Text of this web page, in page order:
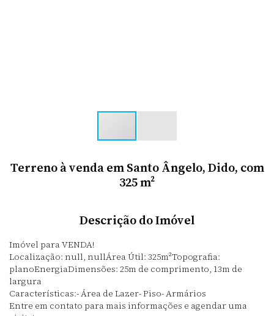
Terreno à venda em Santo Ângelo, Dido, com
325 m²
Descrição do Imóvel
Imóvel para VENDA!
Localização: null, nullÁrea Útil: 325m²Topografia:
planoEnergiaDimensões: 25m de comprimento, 13m de
largura
Características:- Área de Lazer- Piso- Armários
Entre em contato para mais informações e agendar uma